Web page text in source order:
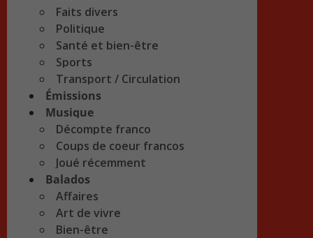
Faits divers
Politique
Santé et bien-être
Sports
Transport / Circulation
Émissions
Musique
Décompte franco
Coups de coeur francos
Joué récemment
Balados
Affaires
Art de vivre
Bien-être